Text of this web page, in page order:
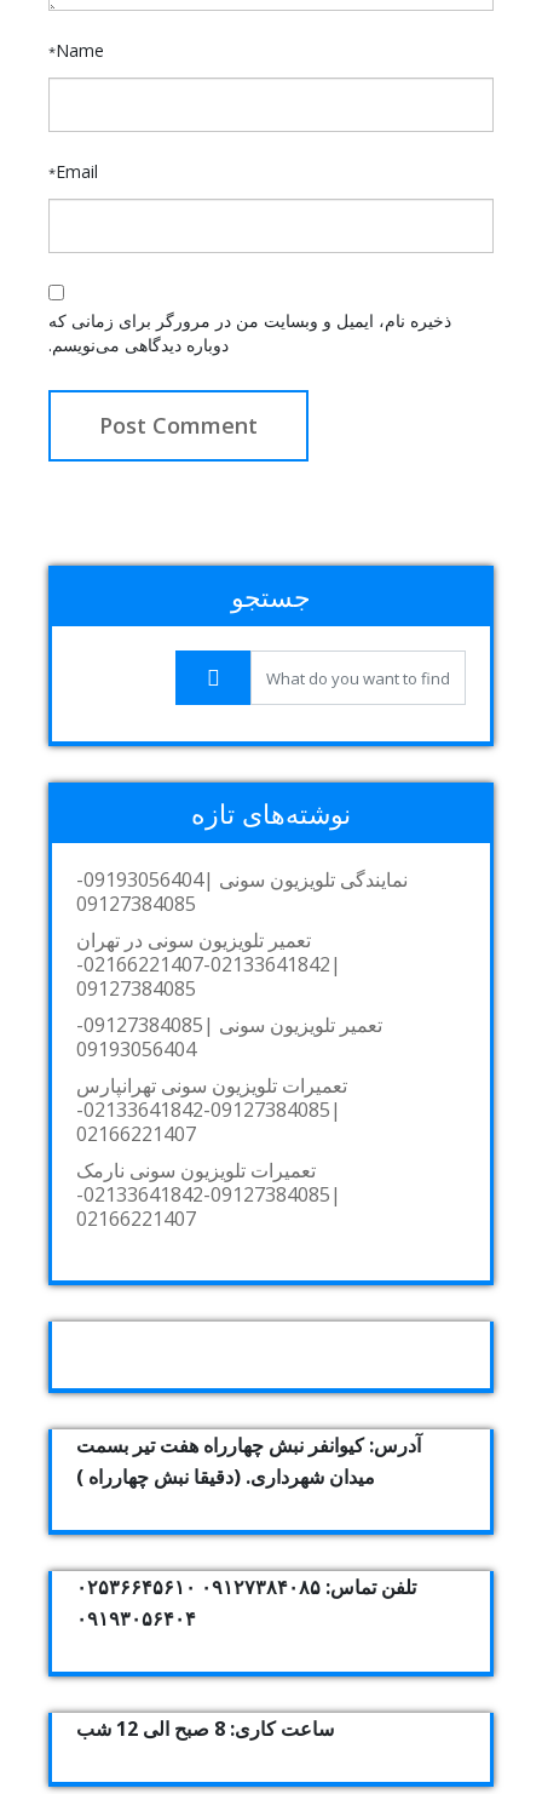
Name
*
Email
*
ذخیره نام، ایمیل و وبسایت من در مرورگر برای زمانی که
دوباره دیدگاهی می‌نویسم.
جستجو
نوشته‌های تازه
نمایندگی تلویزیون سونی |09193056404-
09127384085
تعمیر تلویزیون سونی در تهران
|02133641842-02166221407-
09127384085
تعمیر تلویزیون سونی |09127384085-
09193056404
تعمیرات تلویزیون سونی تهرانپارس
|09127384085-02133641842-
02166221407
تعمیرات تلویزیون سونی نارمک
|09127384085-02133641842-
02166221407
آدرس: کیوانفر نبش چهارراه هفت تیر بسمت
میدان شهرداری. (دقیقا نبش چهارراه )
تلفن تماس: ۰۹۱۲۷۳۸۴۰۸۵ ۰۲۵۳۶۶۴۵۶۱۰
۰۹۱۹۳۰۵۶۴۰۴
ساعت کاری: 8 صبح الی 12 شب